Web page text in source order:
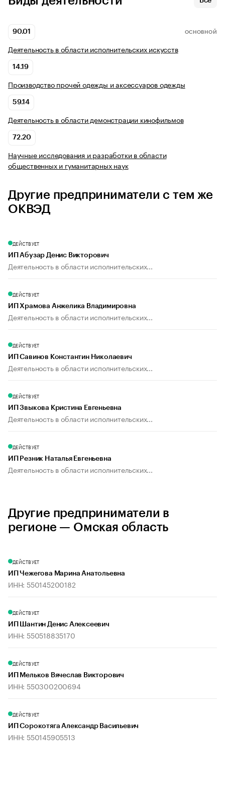
90.01 ОСНОВНОЙ
Деятельность в области исполнительских искусств
14.19
Производство прочей одежды и аксессуаров одежды
59.14
Деятельность в области демонстрации кинофильмов
72.20
Научные исследования и разработки в области
общественных и гуманитарных наук
Другие предприниматели с тем же
ОКВЭД
ДЕЙСТВУЕТ
ИП Абузар Денис Викторович
Деятельность в области исполнительских...
ДЕЙСТВУЕТ
ИП Храмова Анжелика Владимировна
Деятельность в области исполнительских...
ДЕЙСТВУЕТ
ИП Савинов Константин Николаевич
Деятельность в области исполнительских...
ДЕЙСТВУЕТ
ИП Звыкова Кристина Евгеньевна
Деятельность в области исполнительских...
ДЕЙСТВУЕТ
ИП Резник Наталья Евгеньевна
Деятельность в области исполнительских...
Другие предприниматели в
регионе — Омская область
ДЕЙСТВУЕТ
ИП Чежегова Марина Анатольевна
ИНН: 550145200182
ДЕЙСТВУЕТ
ИП Шантин Денис Алексеевич
ИНН: 550518835170
ДЕЙСТВУЕТ
ИП Мельков Вячеслав Викторович
ИНН: 550300200694
ДЕЙСТВУЕТ
ИП Сорокотяга Александр Васильевич
ИНН: 550145905513